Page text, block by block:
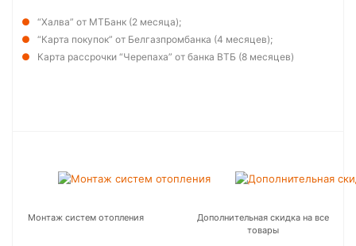
“Халва” от МТБанк (2 месяца);
“Карта покупок” от Белгазпромбанка (4 месяцев);
Карта рассрочки “Черепаха” от банка ВТБ (8 месяцев)
Монтаж систем отопления
Дополнительная скидка на все
товары